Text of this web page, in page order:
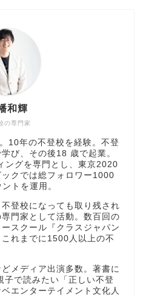
の専門家
和輝
10年の不登校を経験。不登
び、その後18 歳で起業。
ングを専門とし、東京2020
クでは総フォロワー1000
トを運用。
登校になっても取り残され
門家として活動。数百回の
スクール『クラスジャパン
れまでに1500人以上の不
メディア出演多数。著書に
子で読みたい「正しい不登
エンターテイメント文化人